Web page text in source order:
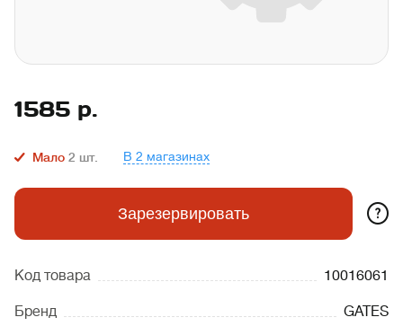
1585 р.
Мало 2 шт. В 2 магазинах
Зарезервировать ?
Код товара 10016061
Бренд GATES